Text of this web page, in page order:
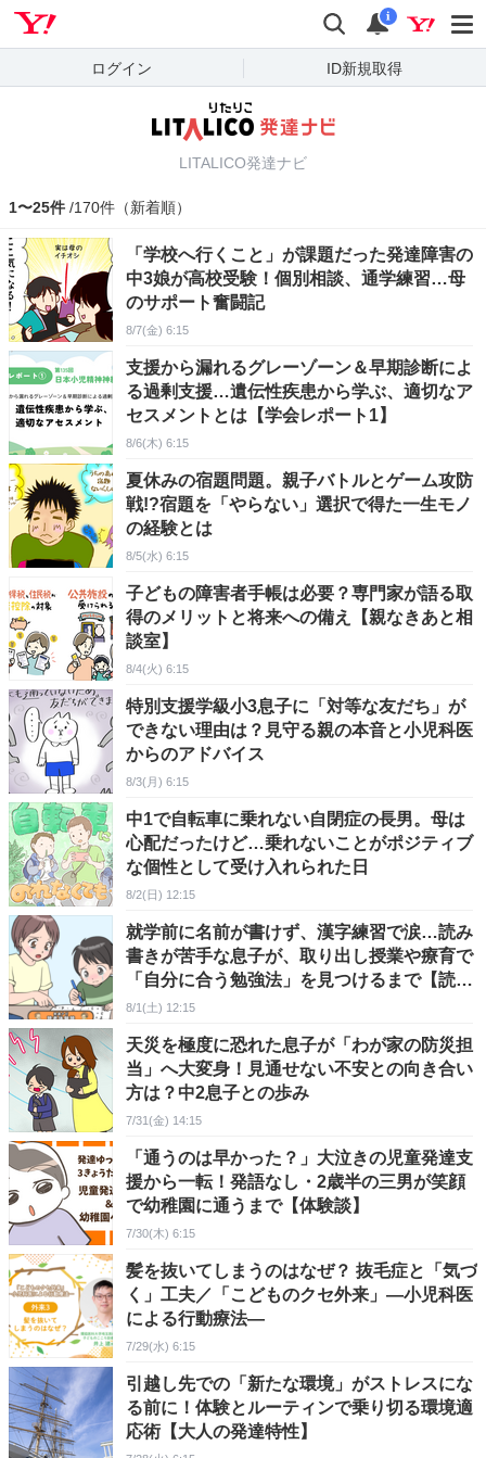
検索 通知
i
ログイン ID新規取得
LITALICO発達ナビ
1〜25件 /170件（新着順）
「学校へ行くこと」が課題だった発達障害の
中3娘が高校受験！個別相談、通学練習…母
のサポート奮闘記
8/7(金) 6:15
支援から漏れるグレーゾーン＆早期診断によ
る過剰支援…遺伝性疾患から学ぶ、適切なア
セスメントとは【学会レポート1】
8/6(木) 6:15
夏休みの宿題問題。親子バトルとゲーム攻防
戦!?宿題を「やらない」選択で得た一生モノ
の経験とは
8/5(水) 6:15
子どもの障害者手帳は必要？専門家が語る取
得のメリットと将来への備え【親なきあと相
談室】
8/4(火) 6:15
特別支援学級小3息子に「対等な友だち」が
できない理由は？見守る親の本音と小児科医
からのアドバイス
8/3(月) 6:15
中1で自転車に乗れない自閉症の長男。母は
心配だったけど…乗れないことがポジティブ
な個性として受け入れられた日
8/2(日) 12:15
就学前に名前が書けず、漢字練習で涙…読み
書きが苦手な息子が、取り出し授業や療育で
「自分に合う勉強法」を見つけるまで【読者
体験談】
8/1(土) 12:15
天災を極度に恐れた息子が「わが家の防災担
当」へ大変身！見通せない不安との向き合い
方は？中2息子との歩み
7/31(金) 14:15
「通うのは早かった？」大泣きの児童発達支
援から一転！発語なし・2歳半の三男が笑顔
で幼稚園に通うまで【体験談】
7/30(木) 6:15
髪を抜いてしまうのはなぜ？ 抜毛症と「気づ
く」工夫／「こどものクセ外来」―小児科医
による行動療法―
7/29(水) 6:15
引越し先での「新たな環境」がストレスにな
る前に！体験とルーティンで乗り切る環境適
応術【大人の発達特性】